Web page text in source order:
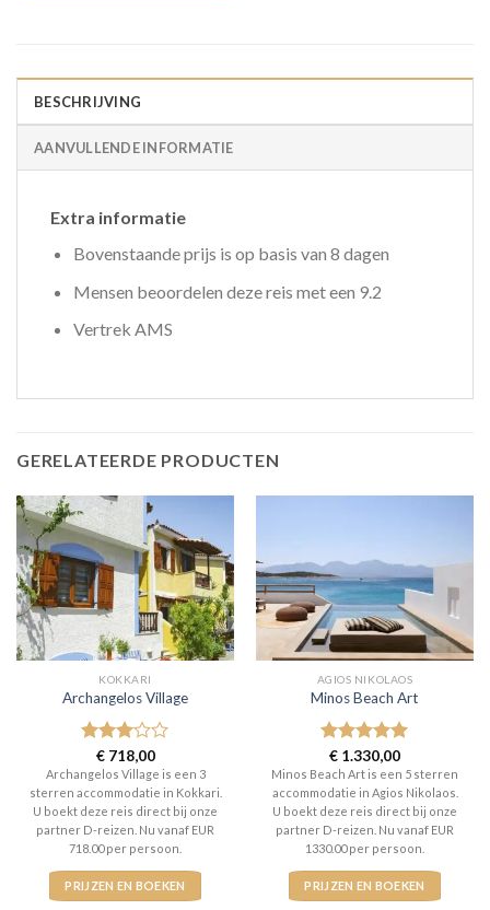
BESCHRIJVING
AANVULLENDE INFORMATIE
Extra informatie
Bovenstaande prijs is op basis van 8 dagen
Mensen beoordelen deze reis met een 9.2
Vertrek AMS
GERELATEERDE PRODUCTEN
KOKKARI
Archangelos Village
Gewaardeerd
3uit 5
€718,00
Archangelos Village is een 3
sterren accommodatie in Kokkari.
U boekt deze reis direct bij onze
partner D-reizen. Nu vanaf EUR
718.00 per persoon.
PRIJZEN EN BOEKEN
AGIOS NIKOLAOS
Minos Beach Art
Gewaardeerd
5uit 5
€ 1.330,00
Minos Beach Art is een 5 sterren
accommodatie in Agios Nikolaos.
U boekt deze reis direct bij onze
partner D-reizen. Nu vanaf EUR
1330.00 per persoon.
PRIJZEN EN BOEKEN